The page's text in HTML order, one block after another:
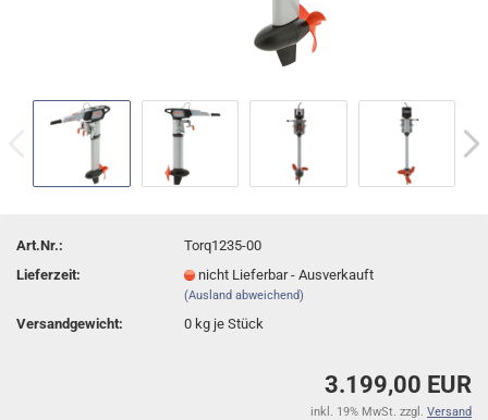
Art.Nr.:
Torq1235-00
Lieferzeit:
nicht Lieferbar - Ausverkauft
(Ausland abweichend)
Versandgewicht: 0 kg je Stück
3.199,00 EUR
inkl. 19% MwSt. zzgl. Versand